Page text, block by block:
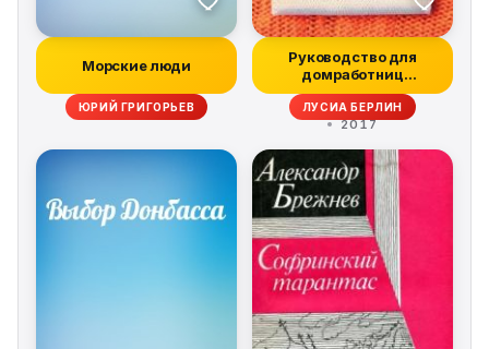
Морские люди
ЮРИЙ ГРИГОРЬЕВ
Руководство для
домработниц
(сборник)
ЛУСИА БЕРЛИН
2017